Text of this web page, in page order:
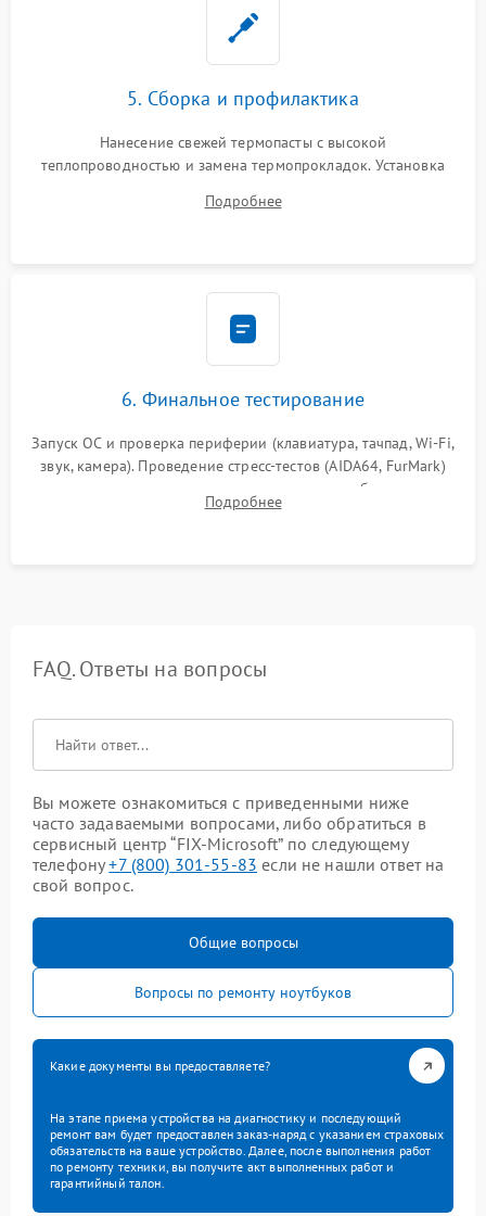
5. Сборка и профилактика
Нанесение свежей термопасты с высокой
теплопроводностью и замена термопрокладок. Установка
шлейфов, модулей памяти и накопителей. Предварительная
Подробнее
6. Финальное тестирование
Запуск ОС и проверка периферии (клавиатура, тачпад, Wi-Fi,
звук, камера). Проведение стресс-тестов (AIDA64, FurMark)
для контроля температурного режима и стабильности
системы под пиковой нагрузкой.
Подробнее
FAQ. Ответы на вопросы
Вы можете ознакомиться с приведенными ниже
часто задаваемыми вопросами, либо обратиться в
сервисный центр “FIX-Microsoft” по следующему
телефону+7 (800) 301-55-83 если не нашли ответ на
свой вопрос.
Общие вопросы
Вопросы по ремонту ноутбуков
Какие документы вы предоставляете?
На этапе приема устройства на диагностику и последующий
ремонт вам будет предоставлен заказ-наряд с указанием страховых
обязательств на ваше устройство. Далее, после выполнения работ
по ремонту техники, вы получите акт выполненных работ и
гарантийный талон.